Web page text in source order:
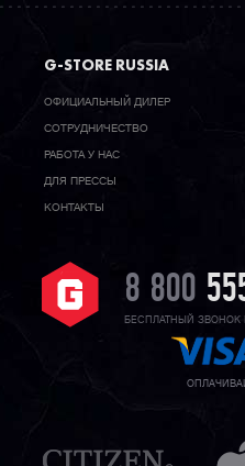
G-STORE RUSSIA
ОФИЦИАЛЬНЫЙ ДИЛЕР
CОТРУДНИЧЕСТВО
РАБОТА У НАС
ДЛЯ ПРЕССЫ
КОНТАКТЫ
8 800
БЕСПЛАТНЫЙ